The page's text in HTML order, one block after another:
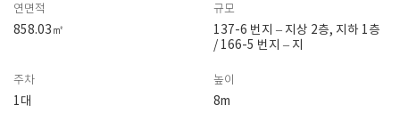
연면적
858.03㎡
규모
137-6 번지 – 지상 2층, 지하 1층
/ 166-5 번지 – 지
주차
1대
높이
8m